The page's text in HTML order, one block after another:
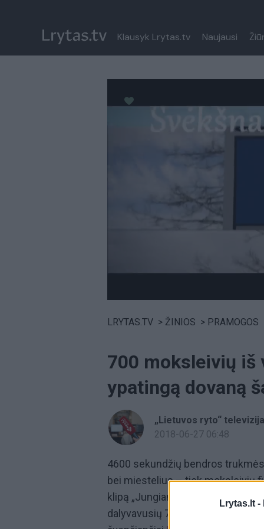
Lrytas.lt -
Klausyk Lrytas.tv Naujausi
LRYTAS.TV > ŽINIOS > PRAMOGOS
700 moksleivių iš
ypatingą dovaną
„Lietuvos ryto“ televizija
2018-06-27 06:48
4600 sekundžių bendros
bei miestelius – tiek moksleivių
klipą „Jungiam Lietuvą“. Šis
dalyvavusių 700 moksleivių ir